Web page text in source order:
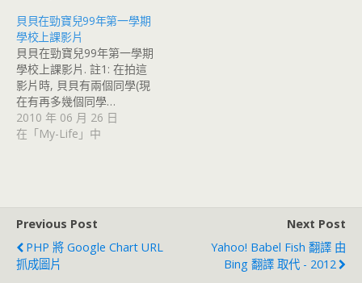
貝貝在勁寶兒99年第一學期
學校上課影片
貝貝在勁寶兒99年第一學期
學校上課影片. 註1: 在拍這
影片時, 貝貝有兩個同學(現
在有再多幾個同學…
2010 年 06 月 26 日
在「My-Life」中
Previous Post
PHP 將 Google Chart URL
抓成圖片
Next Post
Yahoo! Babel Fish 翻譯 由
Bing 翻譯 取代 - 2012